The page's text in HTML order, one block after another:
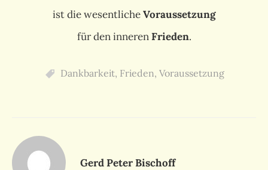
ist die wesentlicheVoraussetzung
für den innerenFrieden.
Dankbarkeit, Frieden, Voraussetzung
Gerd Peter Bischoff